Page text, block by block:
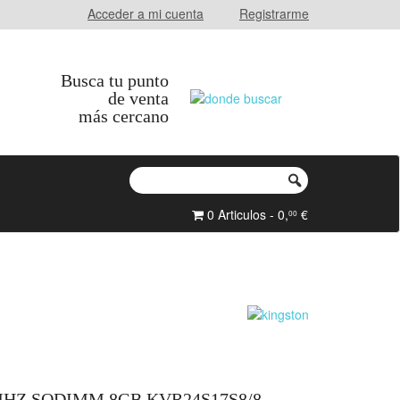
Acceder a mi cuenta Registrarme
Busca tu punto
de venta
más cercano
0 Articulos - 0,00 €